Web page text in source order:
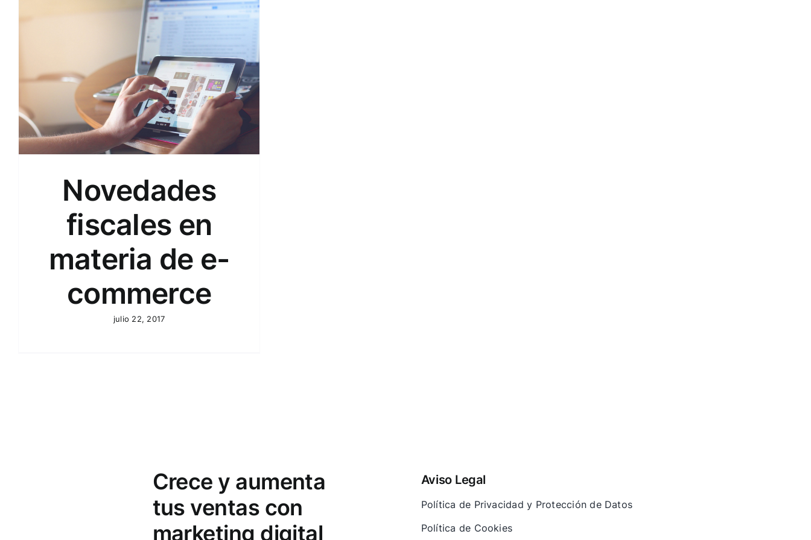
Novedades
fiscales en
materia de e-
commerce
julio 22, 2017
Crece y aumenta
tus ventas con
marketing digital
Aviso Legal
Política de Privacidad y Protección de Datos
Política de Cookies